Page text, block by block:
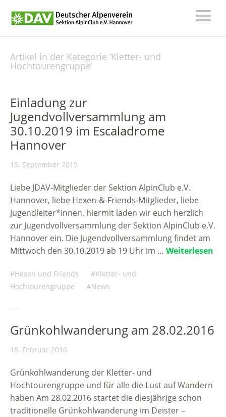
Artikel in der Kategorie ‘Kletter- und
Hochtourengruppe’
Einladung zur
Jugendvollversammlung am
30.10.2019 im Escaladrome
Hannover
15. September 2019
Liebe JDAV-Mitglieder der Sektion AlpinClub e.V.
Hannover, liebe Hexen-&-Friends-Mitglieder, liebe
Jugendleiter*innen, hiermit laden wir euch herzlich
zur Jugendvollversammlung der Sektion AlpinClub e.V.
Hannover ein. Die Jugendvollversammlung findet am
Mittwoch den 30.10.2019 ab 19 Uhr im … Weiterlesen
Hexen und Friends
Kletter- und
Hochtourengruppe
News
Grünkohlwanderung am 28.02.2016
18. Februar 2016
Grünkohlwanderung der Kletter- und
Hochtourengruppe und für alle die Lust auf Wandern
haben Am 28.02.2016 startet die diesjährige schon
traditionelle Grünkohlwanderung im Deister –